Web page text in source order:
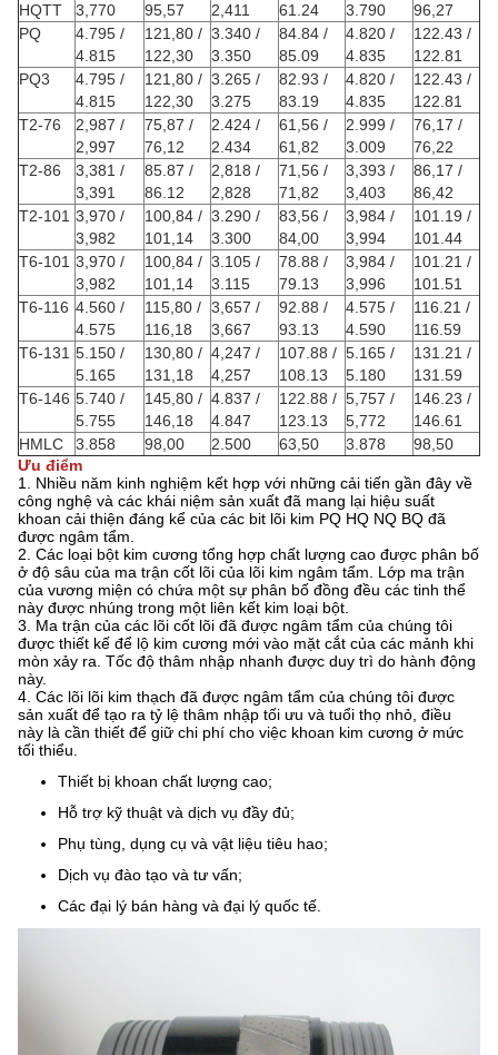
HQTT
3,770
95,57
2,411
61.24
3.790
96,27
PQ
4.795 /
4.815
121,80 /
122,30
3.340 /
3.350
84.84 /
85.09
4.820 /
4.835
122.43 /
122.81
PQ3
4.795 /
4.815
121,80 /
122,30
3.265 /
3.275
82.93 /
83.19
4.820 /
4.835
122.43 /
122.81
T2-76
2,987 /
2,997
75,87 /
76,12
2.424 /
2.434
61,56 /
61,82
2.999 /
3.009
76,17 /
76,22
T2-86
3,381 /
3,391
85.87 /
86.12
2,818 /
2,828
71,56 /
71,82
3,393 /
3,403
86,17 /
86,42
T2-101 3,970 /
3,982
100,84 /
101,14
3.290 /
3.300
83,56 /
84,00
3,984 /
3,994
101.19 /
101.44
T6-101 3,970 /
3,982
100,84 /
101,14
3.105 /
3.115
78.88 /
79.13
3,984 /
3,996
101.21 /
101.51
T6-116 4.560 /
4.575
115,80 /
116,18
3,657 /
3,667
92.88 /
93.13
4.575 /
4.590
116.21 /
116.59
T6-131 5.150 /
5.165
130,80 /
131,18
4,247 /
4,257
107.88 /
108.13
5.165 /
5.180
131.21 /
131.59
T6-146 5.740 /
5.755
145,80 /
146,18
4.837 /
4.847
122.88 /
123.13
5,757 /
5,772
146.23 /
146.61
HMLC
3.858 98,00 2.500 63,50 3.878
98,50
Ưu điểm
1. Nhiều năm kinh nghiệm kết hợp với những cải tiến gần đây về
công nghệ và các khái niệm sản xuất đã mang lại hiệu suất
khoan cải thiện đáng kể của các bit lõi kim PQ HQ NQ BQ đã
được ngâm tẩm.
2. Các loại bột kim cương tổng hợp chất lượng cao được phân bố
ở độ sâu của ma trận cốt lõi của lõi kim ngâm tẩm.
Lớp ma trận
của vương miện có chứa một sự phân bố đồng đều các tinh thể
này được nhúng trong một liên kết kim loại bột.
3. Ma trận của các lõi cốt lõi đã được ngâm tẩm của chúng tôi
được thiết kế để lộ kim cương mới vào mặt cắt của các mảnh khi
mòn xảy ra. Tốc độ thâm nhập nhanh được duy trì do hành động
này.
4. Các lõi lõi kim thạch đã được ngâm tẩm của chúng tôi được
sản xuất để tạo ra tỷ lệ thâm nhập tối ưu và tuổi thọ nhỏ, điều
này là cần thiết để giữ chi phí cho việc khoan kim cương ở mức
tối thiểu.
Thiết bị khoan chất lượng cao;
Hỗ trợ kỹ thuật và dịch vụ đầy đủ;
Phụ tùng, dụng cụ và vật liệu tiêu hao;
Dịch vụ đào tạo và tư vấn;
Các đại lý bán hàng và đại lý quốc tế.